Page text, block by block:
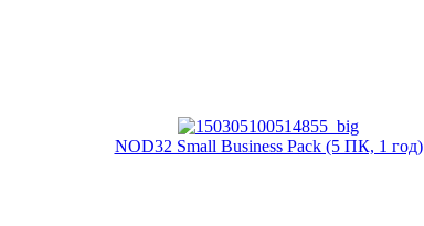
NOD32 Small Business Pack (5 ПК, 1 год)